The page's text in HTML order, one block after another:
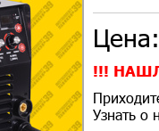
Цена:
!!!
Узнать о